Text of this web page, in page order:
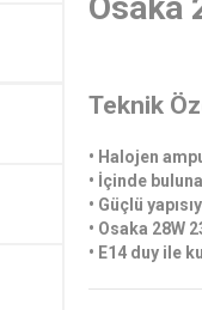
Teknik
• Halojen
• İçinde
• Güçlü
• Osaka 28W
• E14 duy ile